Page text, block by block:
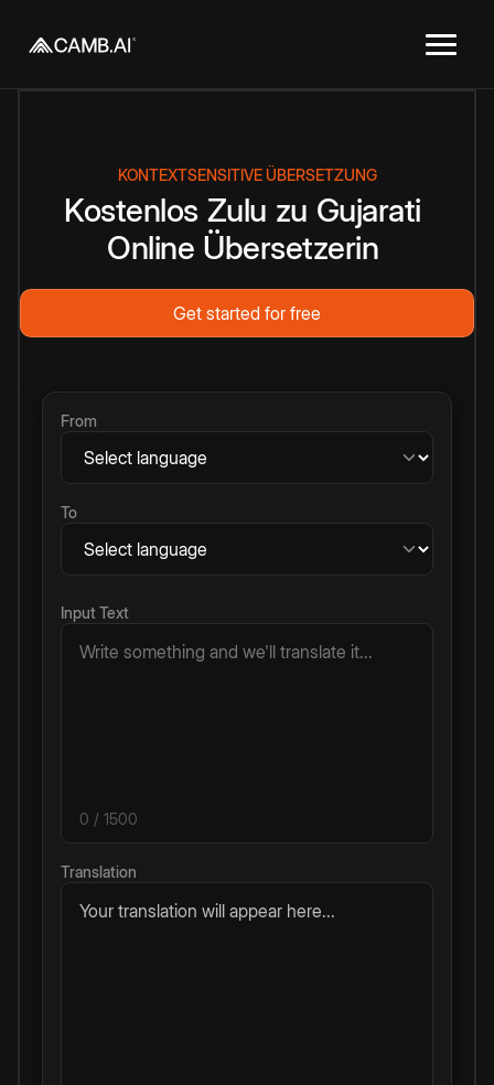
KONTEXTSENSITIVE ÜBERSETZUNG
Kostenlos Zulu zu Gujarati
Online Übersetzerin
Get started for free
From
To
Input Text
0 / 1500
Translation
Your translation will appear here...